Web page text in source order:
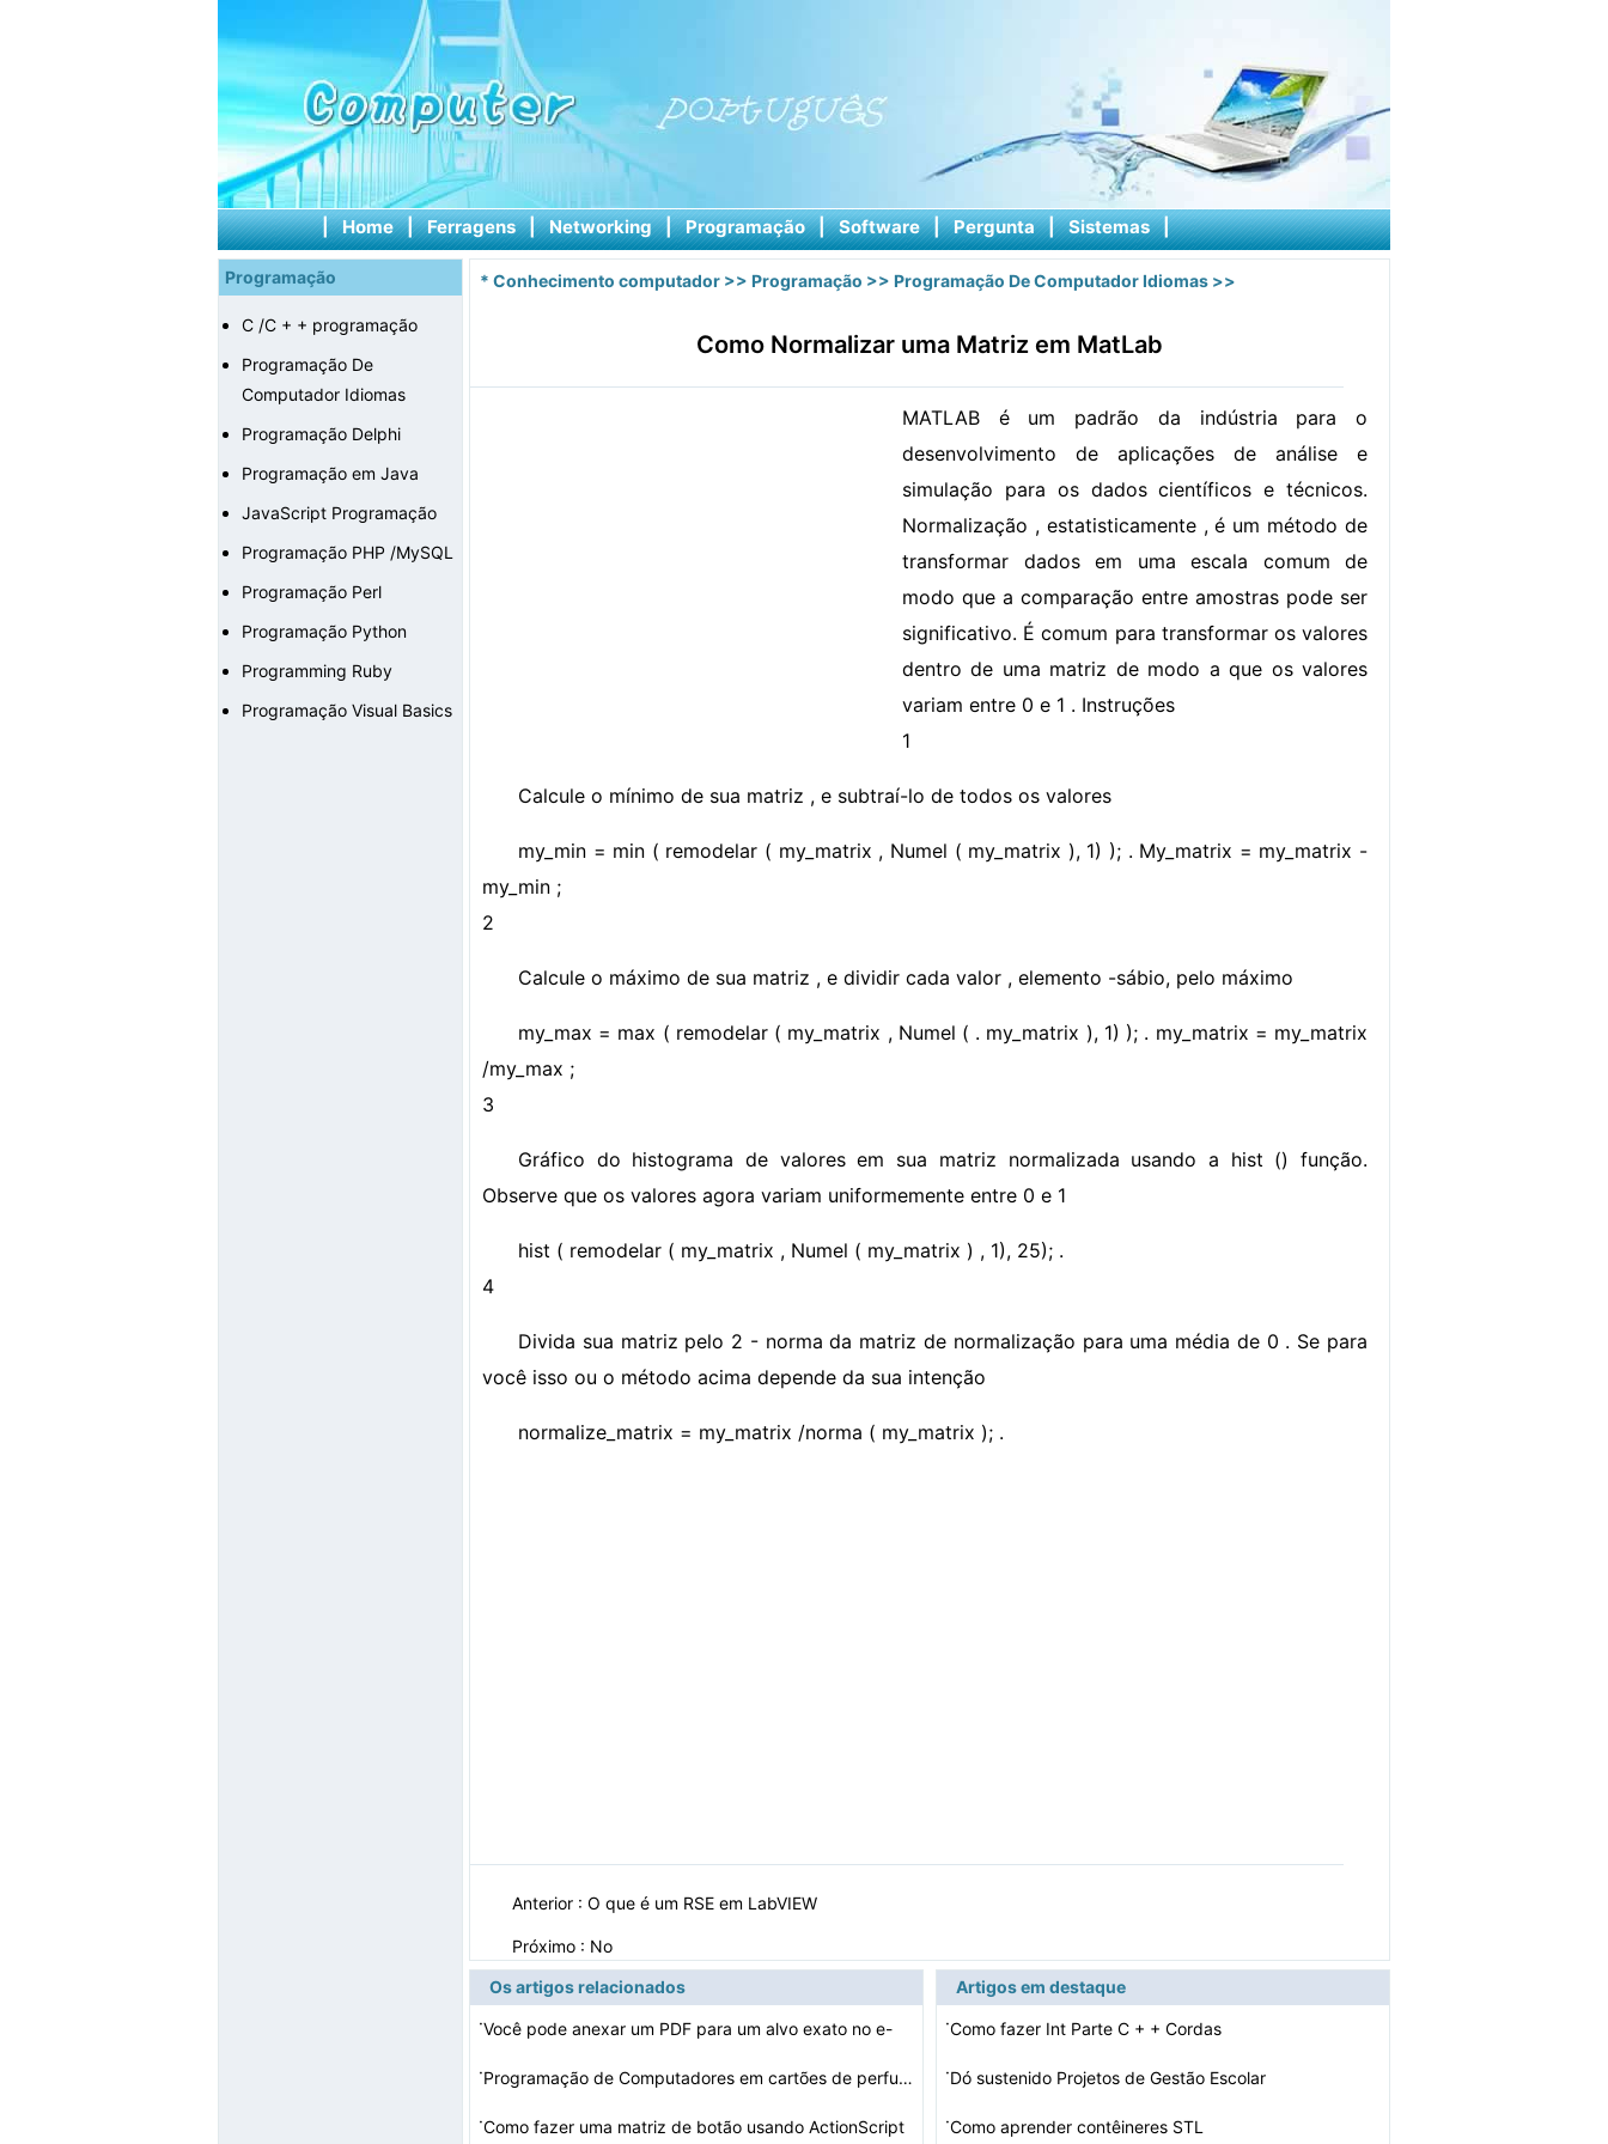
| Home | Ferragens | Networking | Programação | Software | Pergunta | Sistemas |
Programação
C /C + + programação
Programação De
Computador Idiomas
Programação Delphi
Programação em Java
JavaScript Programação
Programação PHP /MySQL
Programação Perl
Programação Python
Programming Ruby
Programação Visual Basics
* Conhecimento computador >> Programação >> Programação De Computador Idiomas >>
Como Normalizar uma Matriz em MatLab
MATLAB é um padrão da indústria para o
desenvolvimento de aplicações de análise e
simulação para os dados científicos e técnicos.
Normalização , estatisticamente , é um método de
transformar dados em uma escala comum de
modo que a comparação entre amostras pode ser
significativo. É comum para transformar os valores
dentro de uma matriz de modo a que os valores
variam entre 0 e 1 . Instruções
1
Calcule o mínimo de sua matriz , e subtraí-lo de todos os valores
my_min = min ( remodelar ( my_matrix , Numel ( my_matrix ), 1) ); . My_matrix = my_matrix -
my_min ;
2
Calcule o máximo de sua matriz , e dividir cada valor , elemento -sábio, pelo máximo
my_max = max ( remodelar ( my_matrix , Numel ( . my_matrix ), 1) ); . my_matrix = my_matrix
/my_max ;
3
Gráfico do histograma de valores em sua matriz normalizada usando a hist () função.
Observe que os valores agora variam uniformemente entre 0 e 1
hist ( remodelar ( my_matrix , Numel ( my_matrix ) , 1), 25); .
4
Divida sua matriz pelo 2 - norma da matriz de normalização para uma média de 0 . Se para
você isso ou o método acima depende da sua intenção
normalize_matrix = my_matrix /norma ( my_matrix ); .
Anterior : O que é um RSE em LabVIEW
Próximo : No
Os artigos relacionados
·Você pode anexar um PDF para um alvo exato no e-
·
Programação de Computadores em cartões de perfurador…
·Como fazer uma matriz de botão usando ActionScript
Artigos em destaque
·Como fazer Int Parte C + + Cordas
·Dó sustenido Projetos de Gestão Escolar
·Como aprender contêineres STL